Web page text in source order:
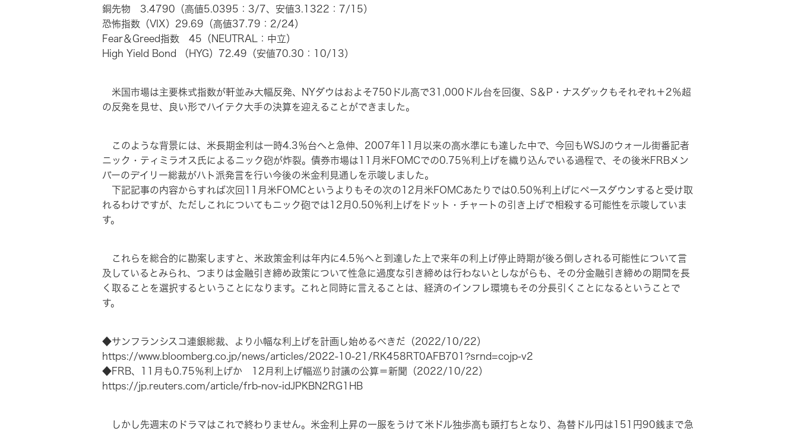
銅先物 3.4790（高値5.0395：3/7、安値3.1322：7/15）
恐怖指数（VIX）29.69（高値37.79：2/24）
Fear＆Greed指数 45（NEUTRAL：中立）
High Yield Bond （HYG）72.49（安値70.30：10/13）
米国市場は主要株式指数が軒並み大幅反発、NYダウはおよそ750ドル高で31,000ドル台を回復、S＆P・ナスダックもそれぞれ＋2％超
の反発を見せ、良い形でハイテク大手の決算を迎えることができました。
このような背景には、米長期金利は一時4.3％台へと急伸、2007年11月以来の高水準にも達した中で、今回もWSJのウォール街番記者
ニック・ティミラオス氏によるニック砲が炸裂。債券市場は11月米FOMCでの0.75％利上げを織り込んでいる過程で、その後米FRBメン
バーのデイリー総裁がハト派発言を行い今後の米金利見通しを示唆しました。
下記記事の内容からすれば次回11月米FOMCというよりもその次の12月米FOMCあたりでは0.50％利上げにペースダウンすると受け取
れるわけですが、ただしこれについてもニック砲では12月0.50％利上げをドット・チャートの引き上げで相殺する可能性を示唆していま
す。
これらを総合的に勘案しますと、米政策金利は年内に4.5％へと到達した上で来年の利上げ停止時期が後ろ倒しされる可能性について言
及しているとみられ、つまりは金融引き締め政策について性急に過度な引き締めは行わないとしながらも、その分金融引き締めの期間を長
く取ることを選択するということになります。これと同時に言えることは、経済のインフレ環境もその分長引くことになるということで
す。
◆サンフランシスコ連銀総裁、より小幅な利上げを計画し始めるべきだ（2022/10/22）
https://www.bloomberg.co.jp/news/articles/2022-10-21/RK458RT0AFB701?srnd=cojp-v2
◆FRB、11月も0.75％利上げか 12月利上げ幅巡り討議の公算＝新聞（2022/10/22）
https://jp.reuters.com/article/frb-nov-idJPKBN2RG1HB
しかし先週末のドラマはこれで終わりません。米金利上昇の一服をうけて米ドル独歩高も頭打ちとなり、為替ドル円は151円90銭まで急